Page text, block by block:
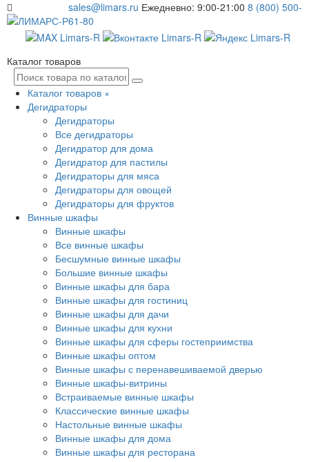
sales@limars.ru Ежедневно: 9:00-21:00 8 (800) 500-
61-80
Каталог товаров
Каталог товаров ×
Дегидраторы
Дегидраторы
Все дегидраторы
Дегидратор для дома
Дегидратор для пастилы
Дегидраторы для мяса
Дегидраторы для овощей
Дегидраторы для фруктов
Винные шкафы
Винные шкафы
Все винные шкафы
Бесшумные винные шкафы
Большие винные шкафы
Винные шкафы для бара
Винные шкафы для гостиниц
Винные шкафы для дачи
Винные шкафы для кухни
Винные шкафы для сферы гостеприимства
Винные шкафы оптом
Винные шкафы с перенавешиваемой дверью
Винные шкафы-витрины
Встраиваемые винные шкафы
Классические винные шкафы
Настольные винные шкафы
Винные шкафы для дома
Винные шкафы для ресторана